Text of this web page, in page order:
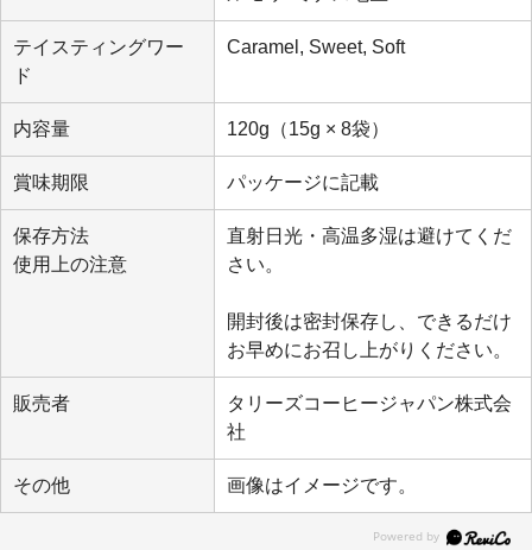
テイスティングワー
ド
Caramel, Sweet, Soft
内容量 120g（15g × 8袋）
賞味期限 パッケージに記載
保存方法
使用上の注意
直射日光・高温多湿は避けてくだ
さい。
開封後は密封保存し、できるだけ
お早めにお召し上がりください。
販売者
タリーズコーヒージャパン株式会
社
その他 画像はイメージです。